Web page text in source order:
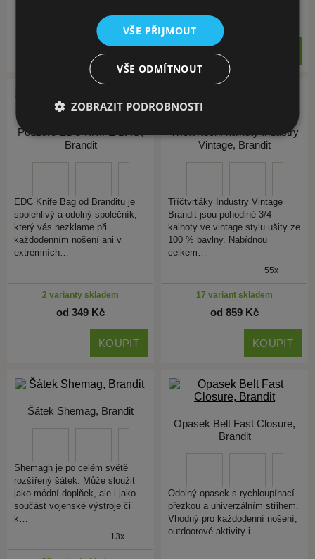
od 1 009 Kč
KOUPIT
od 339 Kč
Pouzdro EDC KNIFE BAG,
Brandit
EDC Knife Bag od Branditu je
spolehlivý a odolný společník,
který vás nezklame při
každodenním nošení ani v
extrémních…
2 varianty skladem
od 349 Kč
KOUPIT
Tříčtvrteční kalhoty Industry
Vintage, Brandit
Tříčtvrťáky Industry Vintage
Brandit jsou pohodlné 3/4
kalhoty ve vintage stylu ušity ze
100 % bavlny. Nabídnou
celkem…
55x
17 variant skladem
od 859 Kč
KOUPIT
Šátek Shemag, Brandit
Shemagh je po celém světě
rozšířený šátek. Může sloužit
jako módní doplňek, ale i jako
součást vojenské výstroje či
k…
13x
Opasek Belt Fast Closure,
Brandit
Odolný opasek s rychloupínací
přezkou a univerzálním střihem.
Vhodný pro každodenní nošení,
outdoorové aktivity i…
VŠE PŘIJMOUT
VŠE ODMÍTNOUT
ZOBRAZIT PODROBNOSTI